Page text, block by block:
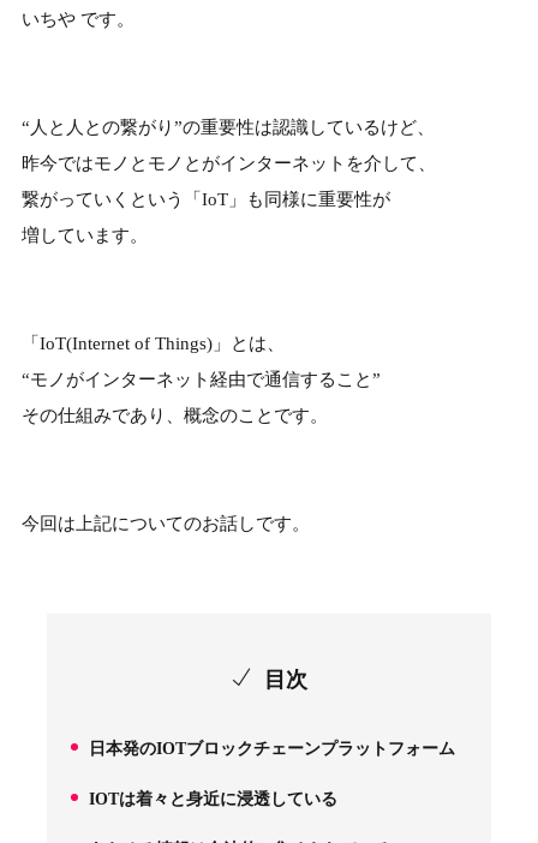
いちや です。
“人と人との繋がり”の重要性は認識しているけど、
昨今ではモノとモノとがインターネットを介して、
繋がっていくという「IoT」も同様に重要性が
増しています。
「IoT(Internet of Things)」とは、
“モノがインターネット経由で通信すること”
その仕組みであり、概念のことです。
今回は上記についてのお話しです。
目次
日本発のIOTブロックチェーンプラットフォーム
2.
IOTは着々と身近に浸透している